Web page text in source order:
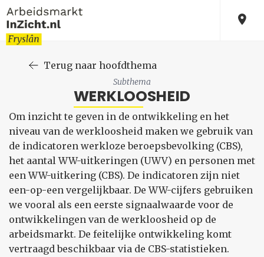
Terug naar hoofdthema
Subthema
WERKLOOSHEID
Om inzicht te geven in de ontwikkeling en het
niveau van de werkloosheid maken we gebruik van
de indicatoren werkloze beroepsbevolking (CBS),
het aantal WW-uitkeringen (UWV) en personen met
een WW-uitkering (CBS). De indicatoren zijn niet
een-op-een vergelijkbaar. De WW-cijfers gebruiken
we vooral als een eerste signaalwaarde voor de
ontwikkelingen van de werkloosheid op de
arbeidsmarkt. De feitelijke ontwikkeling komt
vertraagd beschikbaar via de CBS-statistieken.